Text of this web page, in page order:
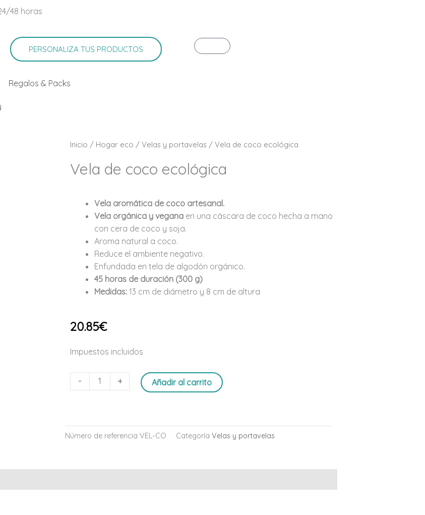
48 horas
PERSONALIZA TUS PRODUCTOS Carrito
Regalos & Packs
Inicio / Hogar eco / Velas y portavelas / Vela de coco ecológica
Vela de coco ecológica
Vela aromática de coco artesanal.
Vela orgánica y vegana en una cáscara de coco hecha a mano
con cera de coco y soja.
Aroma natural a coco.
Reduce el ambiente negativo.
Enfundada en tela de algodón orgánico.
45 horas de duración (300 g)
Medidas: 13 cm de diámetro y 8 cm de altura
20.85€
Impuestos incluidos
-
de
cantidad
+ Añadir al carrito
Número de referencia VEL-CO Categoría Velas y portavelas